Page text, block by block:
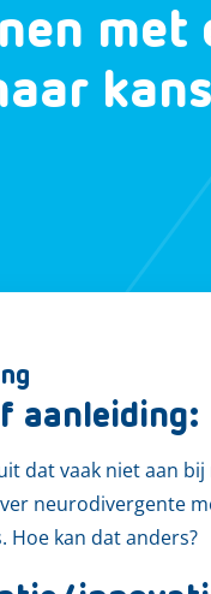
met
aanleiding:
dat vaak niet aan
neurodivergente
Hoe kan dat anders?